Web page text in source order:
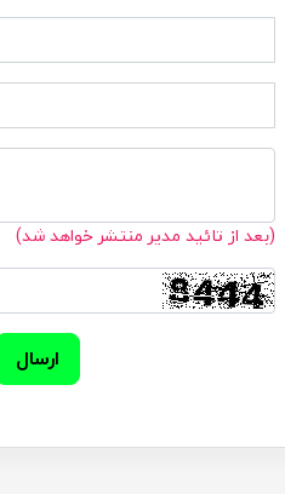
(بعد از تائید مدیر منتشر خواهد شد)
ارسال